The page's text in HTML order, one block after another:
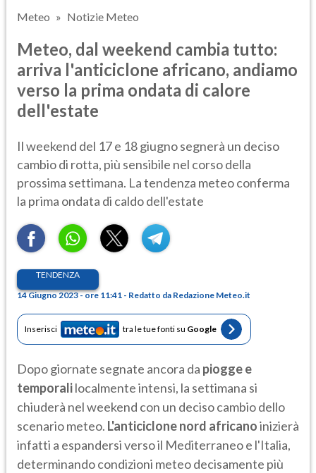
Meteo Notizie Meteo
Meteo, dal weekend cambia tutto:
arriva l'anticiclone africano, andiamo
verso la prima ondata di calore
dell'estate
Il weekend del 17 e 18 giugno segnerà un deciso
cambio di rotta, più sensibile nel corso della
prossima settimana. La tendenza meteo conferma
la prima ondata di caldo dell'estate
TENDENZA
14 Giugno 2023 - ore 11:41 - Redatto da Redazione Meteo.it
Inserisci tra le tue fonti su Google
Dopo giornate segnate ancora da piogge e
temporalilocalmente intensi, la settimana si
chiuderà nel weekend con un deciso cambio dello
scenario meteo. L'anticiclone nord africanoinizierà
infatti a espandersi verso il Mediterraneo e l'Italia,
determinando condizioni meteo decisamente più